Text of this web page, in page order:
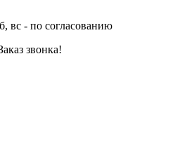
вс - по согласованию
звонка!